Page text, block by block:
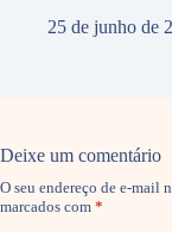
25 de junho de
Deixe um comentário
O seu endereço de e-mail
marcados com *